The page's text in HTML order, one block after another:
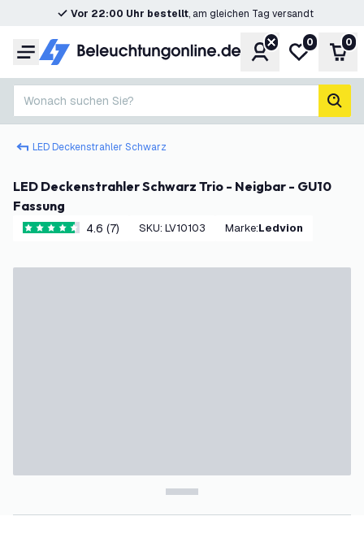
Vor 22:00 Uhr bestellt, am gleichen Tag versandt
Menü KontoMeine
0 0
Wonach suchen Sie?
LED Deckenstrahler Schwarz
LED Deckenstrahler Schwarz Trio - Neigbar - GU10
Fassung
4.6 Bewertungssterne
4.6 (7) SKU: LV10103 Marke: Ledvion